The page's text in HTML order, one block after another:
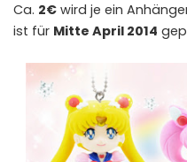
Ca. 2€ wird je ein
ist für Mitte April 2014